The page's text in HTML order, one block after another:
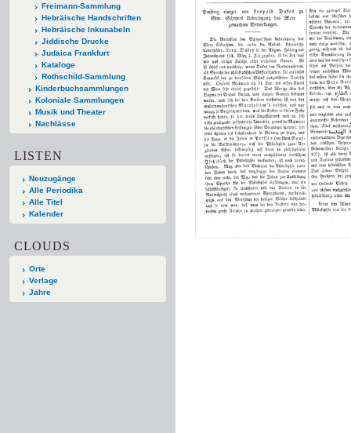
Freimann-Sammlung
Hebräische Handschriften
Hebräische Inkunabeln
Jiddische Drucke
Judaica Frankfurt
Kataloge
Rothschild-Sammlung
Kinderbuchsammlungen
Koloniale Sammlungen
Musik und Theater
Nachlässe
LISTEN
Neuzugänge
Alle Periodika
Alle Titel
Kalender
CLOUDS
Orte
Verlage
Jahre